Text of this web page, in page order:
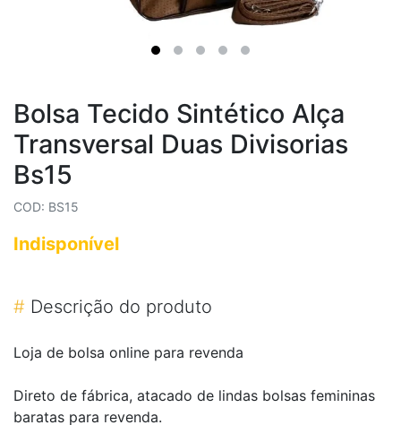
Bolsa Tecido Sintético Alça
Transversal Duas Divisorias
Bs15
COD: BS15
Indisponível
# Descrição do produto
Loja de bolsa online para revenda
Direto de fábrica, atacado de lindas bolsas femininas
baratas para revenda.